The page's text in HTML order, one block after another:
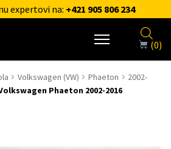
expertovi na: +421 905 806 234
(0)
Volkswagen (VW) Phaeton
2002-
Phaeton 2002-2016